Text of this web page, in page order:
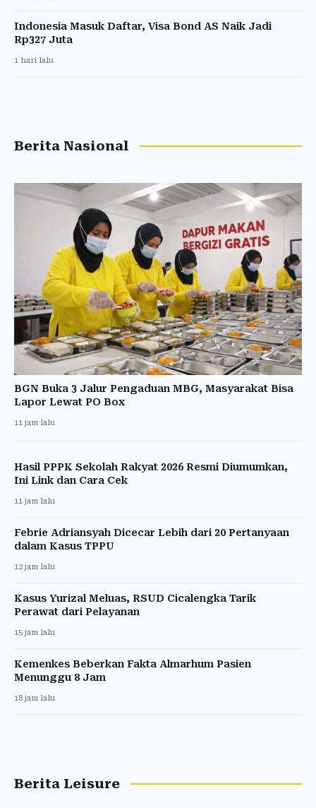
Indonesia Masuk Daftar, Visa Bond AS Naik Jadi
Rp327 Juta
1 hari lalu
Berita Nasional
BGN Buka 3 Jalur Pengaduan MBG, Masyarakat Bisa
Lapor Lewat PO Box
11 jam lalu
Hasil PPPK Sekolah Rakyat 2026 Resmi Diumumkan,
Ini Link dan Cara Cek
11 jam lalu
Febrie Adriansyah Dicecar Lebih dari 20 Pertanyaan
dalam Kasus TPPU
12 jam lalu
Kasus Yurizal Meluas, RSUD Cicalengka Tarik
Perawat dari Pelayanan
15 jam lalu
Kemenkes Beberkan Fakta Almarhum Pasien
Menunggu 8 Jam
18 jam lalu
Berita Leisure